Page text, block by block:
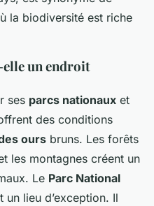
la biodiversité est riche
un endroit
ses parcs nationaux et
des conditions
ours bruns. Les forêts
les montagnes créent un
Le Parc National
un lieu d’exception. Il